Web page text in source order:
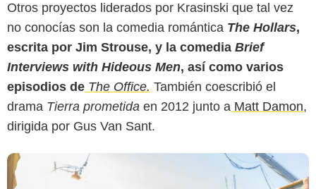
Otros proyectos liderados por Krasinski que tal vez
no conocías son la comedia romántica The Hollars,
escrita por Jim Strouse, y la comedia Brief
Interviews with Hideous Men, así como varios
episodios de The Office. También coescribió el
drama Tierra prometida en 2012 junto a Matt Damon,
dirigida por Gus Van Sant.